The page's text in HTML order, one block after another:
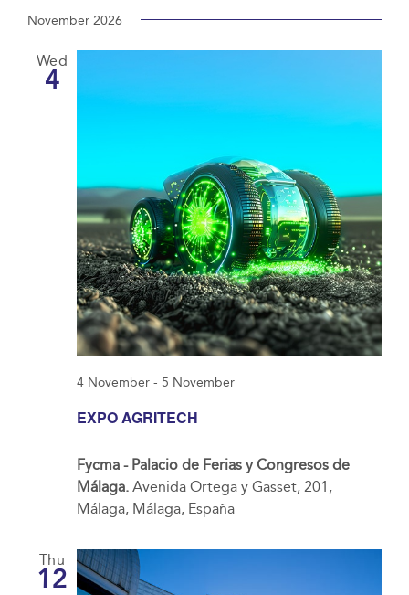
November 2026
Wed
4
EXPO AGRITECH
4 November- 5 November
Fycma - Palacio de Ferias y Congresos de
Málaga. Avenida Ortega y Gasset, 201,
Málaga, Málaga, España
Thu
12